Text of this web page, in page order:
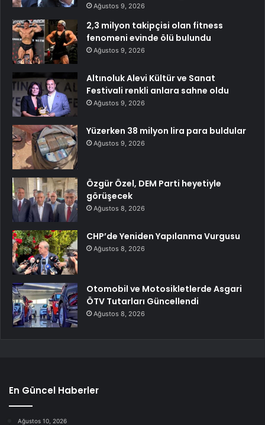
Ağustos 9, 2026
2,3 milyon takipçisi olan fitness
fenomeni evinde ölü bulundu
Ağustos 9, 2026
Altınoluk Alevi Kültür ve Sanat
Festivali renkli anlara sahne oldu
Ağustos 9, 2026
Yüzerken 38 milyon lira para buldular
Ağustos 9, 2026
Özgür Özel, DEM Parti heyetiyle
görüşecek
Ağustos 8, 2026
CHP’de Yeniden Yapılanma Vurgusu
Ağustos 8, 2026
Otomobil ve Motosikletlerde Asgari
ÖTV Tutarları Güncellendi
Ağustos 8, 2026
En Güncel Haberler
Ağustos 10, 2026